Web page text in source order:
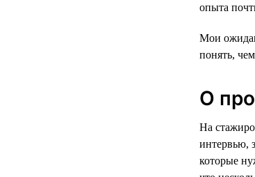
опыта
Мои
понять,
О
На
интервью,
которые